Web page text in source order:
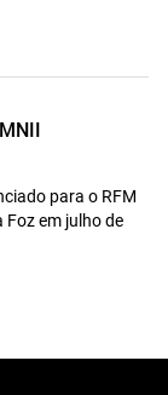
para o RFM
Foz em julho de